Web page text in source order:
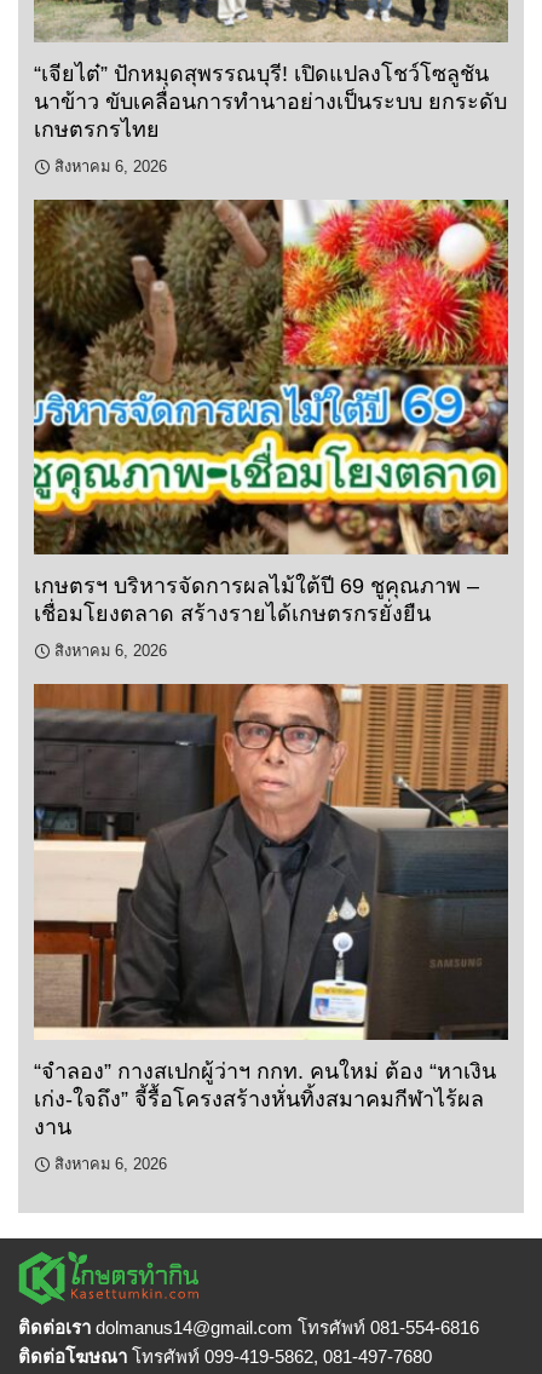
“เจียไต๋” ปักหมุดสุพรรณบุรี! เปิดแปลงโชว์โซลูชัน
นาข้าว ขับเคลื่อนการทำนาอย่างเป็นระบบ ยกระดับ
เกษตรกรไทย
สิงหาคม 6, 2026
เกษตรฯ บริหารจัดการผลไม้ใต้ปี 69 ชูคุณภาพ –
เชื่อมโยงตลาด สร้างรายได้เกษตรกรยั่งยืน
สิงหาคม 6, 2026
“จำลอง” กางสเปกผู้ว่าฯ กกท. คนใหม่ ต้อง “หาเงิน
เก่ง-ใจถึง” จี้รื้อโครงสร้างหั่นทิ้งสมาคมกีฬาไร้ผล
งาน
สิงหาคม 6, 2026
ติดต่อเรา dolmanus14@gmail.com โทรศัพท์ 081-554-6816
ติดต่อโฆษณา โทรศัพท์ 099-419-5862, 081-497-7680